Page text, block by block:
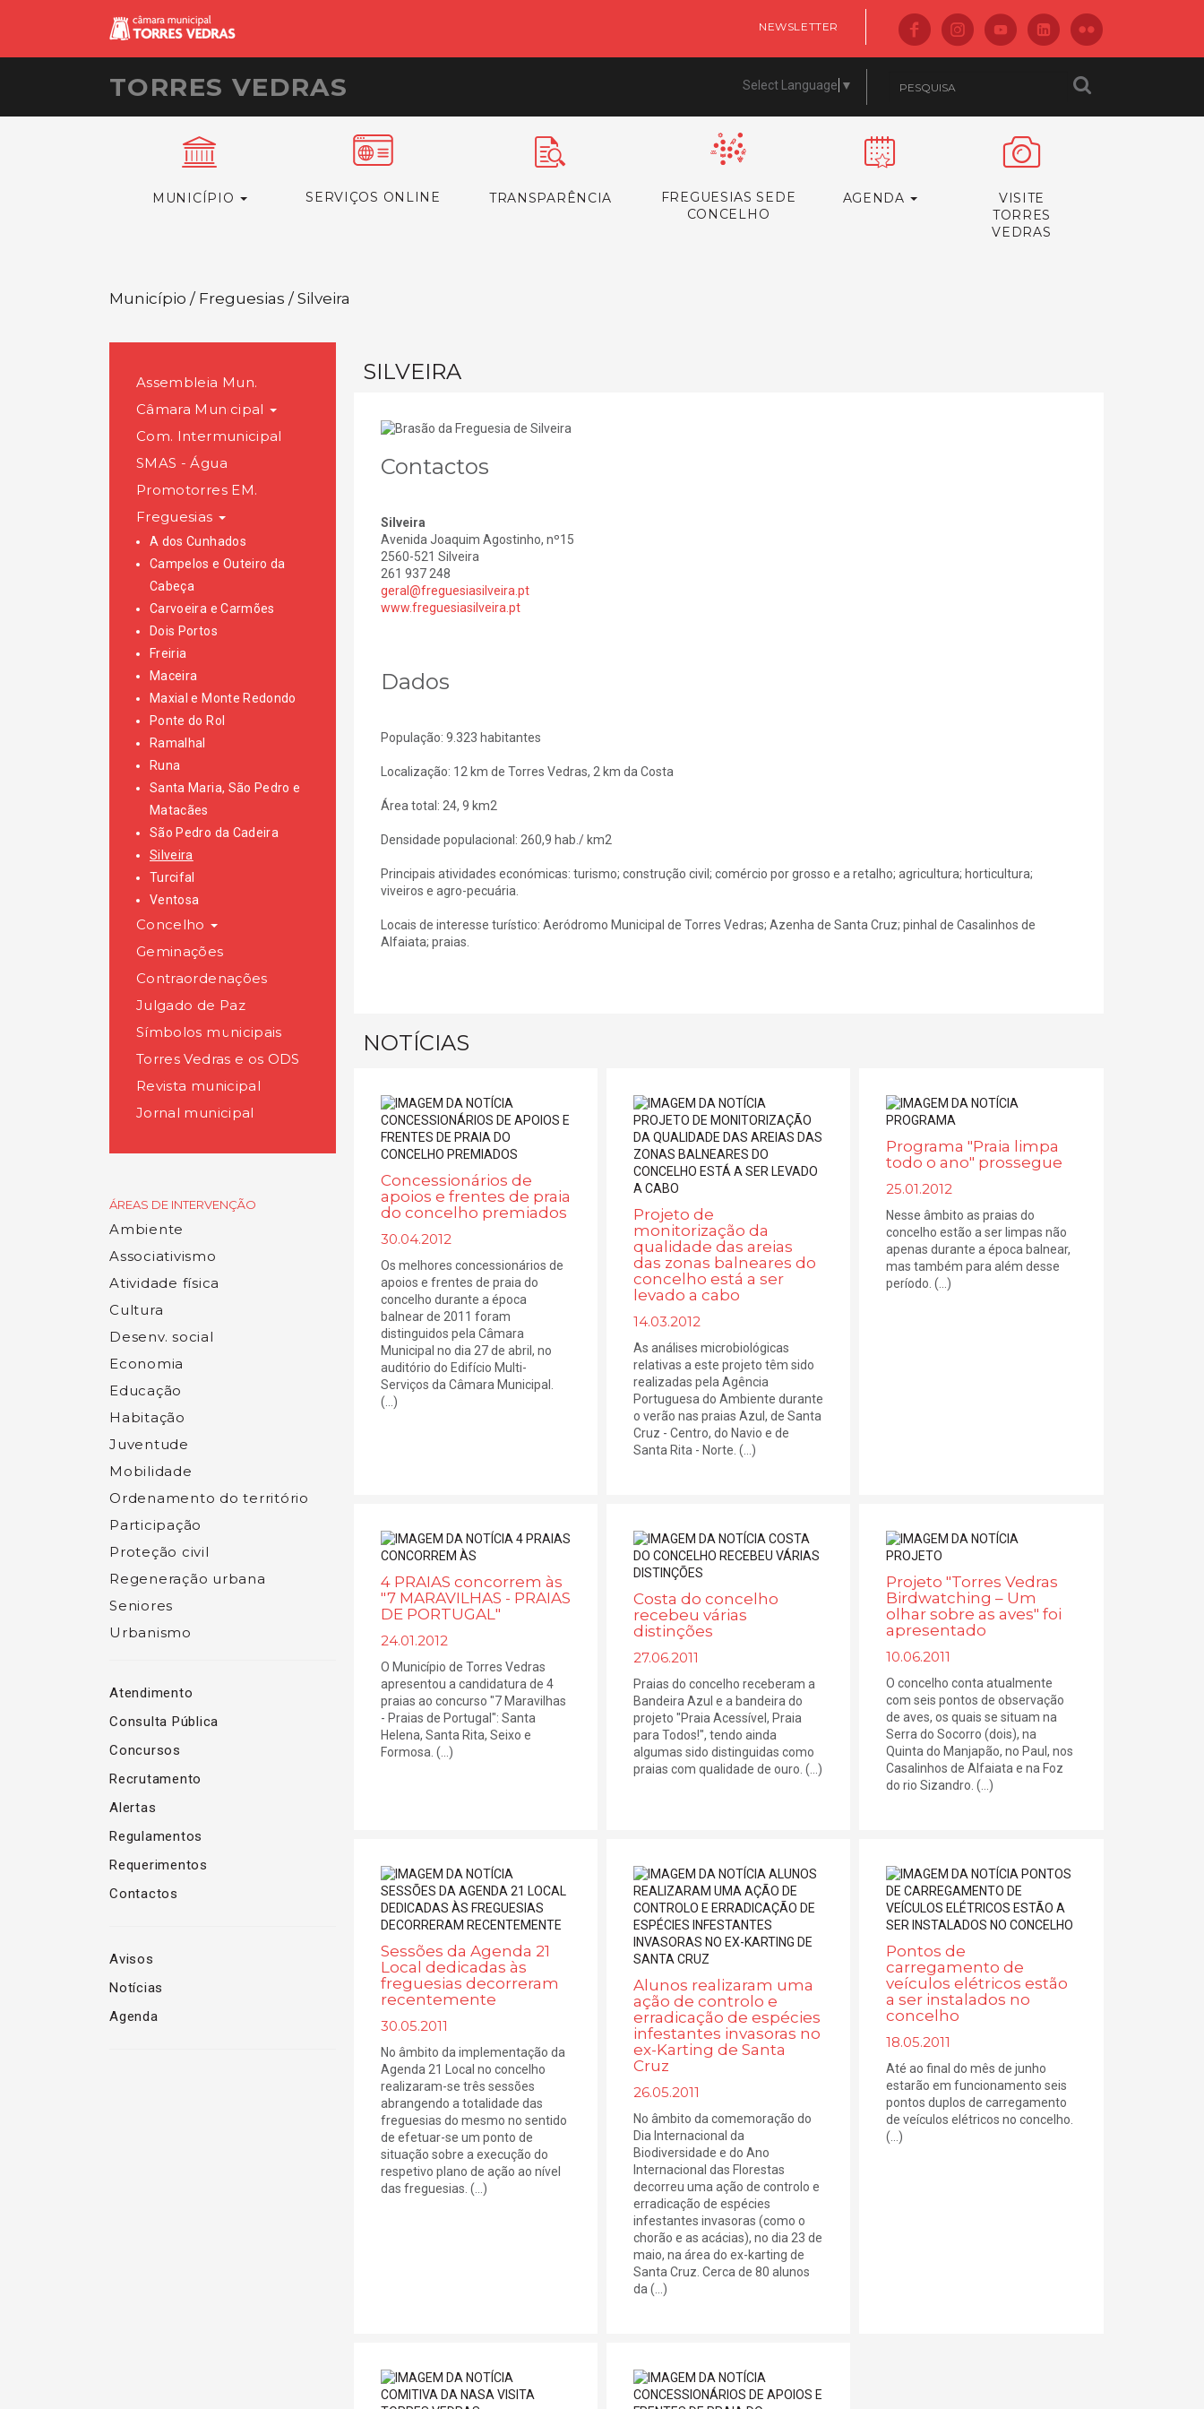
NEWSLETTER
TORRES VEDRAS Select Language ▼
MUNICÍPIO SERVIÇOS ONLINE TRANSPARÊNCIA
FREGUESIAS SEDE
CONCELHO
AGENDA
VISITE
TORRES
VEDRAS
Município / Freguesias / Silveira
Assembleia Mun.
Câmara Municipal
Com. Intermunicipal
SMAS - Água
Promotorres EM.
Freguesias
A dos Cunhados
Campelos e Outeiro da
Cabeça
Carvoeira e Carmões
Dois Portos
Freiria
Maceira
Maxial e Monte Redondo
Ponte do Rol
Ramalhal
Runa
Santa Maria, São Pedro e
Matacães
São Pedro da Cadeira
Silveira
Turcifal
Ventosa
Concelho
Geminações
Contraordenações
Julgado de Paz
Símbolos municipais
Torres Vedras e os ODS
Revista municipal
Jornal municipal
ÁREAS DE INTERVENÇÃO
Ambiente
Associativismo
Atividade física
Cultura
Desenv. social
Economia
Educação
Habitação
Juventude
Mobilidade
Ordenamento do território
Participação
Proteção civil
Regeneração urbana
Seniores
Urbanismo
Atendimento
Consulta Pública
Concursos
Recrutamento
Alertas
Regulamentos
Requerimentos
Contactos
Avisos
Notícias
Agenda
SILVEIRA
Contactos
Silveira
Avenida Joaquim Agostinho, nº15
2560-521 Silveira
261 937 248
geral@freguesiasilveira.pt
www.freguesiasilveira.pt
Dados
População: 9.323 habitantes
Localização: 12 km de Torres Vedras, 2 km da Costa
Área total: 24, 9 km2
Densidade populacional: 260,9 hab./ km2
Principais atividades económicas: turismo; construção civil; comércio por grosso e a retalho; agricultura; horticultura;
viveiros e agro-pecuária.
Locais de interesse turístico: Aeródromo Municipal de Torres Vedras; Azenha de Santa Cruz; pinhal de Casalinhos de
Alfaiata; praias.
NOTÍCIAS
Concessionários de
apoios e frentes de praia
do concelho premiados
30.04.2012
Os melhores concessionários de
apoios e frentes de praia do
concelho durante a época
balnear de 2011 foram
distinguidos pela Câmara
Municipal no dia 27 de abril, no
auditório do Edifício Multi-
Serviços da Câmara Municipal.
(...)
Projeto de
monitorização da
qualidade das areias
das zonas balneares do
concelho está a ser
levado a cabo
14.03.2012
As análises microbiológicas
relativas a este projeto têm sido
realizadas pela Agência
Portuguesa do Ambiente durante
o verão nas praias Azul, de Santa
Cruz - Centro, do Navio e de
Santa Rita - Norte. (...)
Programa "Praia limpa
todo o ano" prossegue
25.01.2012
Nesse âmbito as praias do
concelho estão a ser limpas não
apenas durante a época balnear,
mas também para além desse
período. (...)
4 PRAIAS concorrem às
"7 MARAVILHAS - PRAIAS
DE PORTUGAL"
24.01.2012
O Município de Torres Vedras
apresentou a candidatura de 4
praias ao concurso "7 Maravilhas
- Praias de Portugal": Santa
Helena, Santa Rita, Seixo e
Formosa. (...)
Costa do concelho
recebeu várias
distinções
27.06.2011
Praias do concelho receberam a
Bandeira Azul e a bandeira do
projeto "Praia Acessível, Praia
para Todos!", tendo ainda
algumas sido distinguidas como
praias com qualidade de ouro. (...)
Projeto "Torres Vedras
Birdwatching – Um
olhar sobre as aves" foi
apresentado
10.06.2011
O concelho conta atualmente
com seis pontos de observação
de aves, os quais se situam na
Serra do Socorro (dois), na
Quinta do Manjapão, no Paul, nos
Casalinhos de Alfaiata e na Foz
do rio Sizandro. (...)
Sessões da Agenda 21
Local dedicadas às
freguesias decorreram
recentemente
30.05.2011
No âmbito da implementação da
Agenda 21 Local no concelho
realizaram-se três sessões
abrangendo a totalidade das
freguesias do mesmo no sentido
de efetuar-se um ponto de
situação sobre a execução do
respetivo plano de ação ao nível
das freguesias. (...)
Alunos realizaram uma
ação de controlo e
erradicação de espécies
infestantes invasoras no
ex-Karting de Santa
Cruz
26.05.2011
No âmbito da comemoração do
Dia Internacional da
Biodiversidade e do Ano
Internacional das Florestas
decorreu uma ação de controlo e
erradicação de espécies
infestantes invasoras (como o
chorão e as acácias), no dia 23 de
maio, na área do ex-karting de
Santa Cruz. Cerca de 80 alunos
da (...)
Pontos de
carregamento de
veículos elétricos estão
a ser instalados no
concelho
18.05.2011
Até ao final do mês de junho
estarão em funcionamento seis
pontos duplos de carregamento
de veículos elétricos no concelho.
(...)